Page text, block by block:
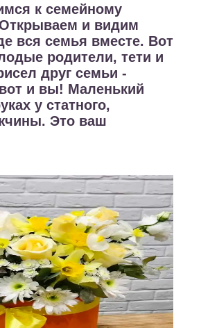
к семейному
и видим
вся семья вместе. Вот
родители, тети и
друг семьи -
и вы! Маленький
у статного,
Это ваш